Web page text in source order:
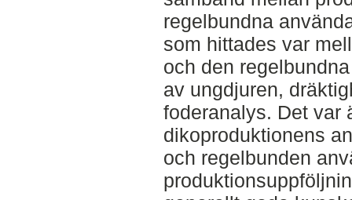
regelbundna
som hittades var
och den
av ungdjuren,
foderanalys. Det var
dikoproduktionens
och regelbunden